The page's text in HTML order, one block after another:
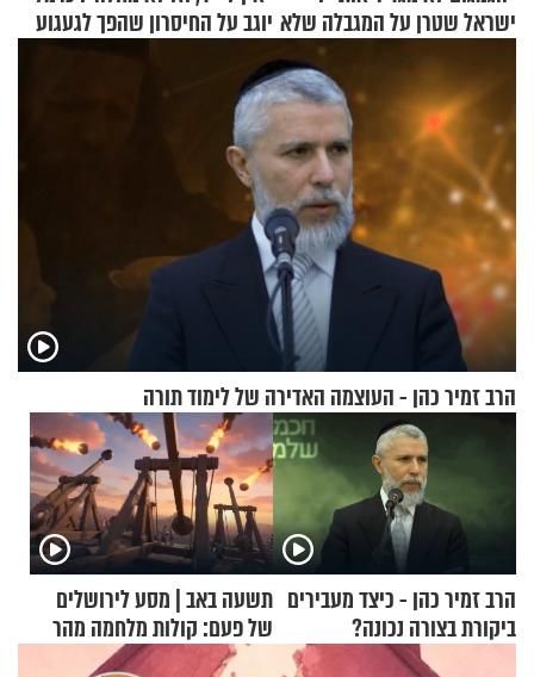
ישראל שטרן על המגבלה שלא יוגב על החיסרון שהפך לגעגוע
הרב זמיר כהן - העוצמה האדירה של לימוד תורה
הרב זמיר כהן - כיצד מעבירים
ביקורת בצורה נכונה?
תשעה באב | מסע לירושלים
של פעם: קולות מלחמה מהר
הזיתים